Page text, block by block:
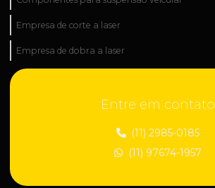
Empresa de corte a laser
Empresa de dobra a laser
Empresa de fabricação de peças técnicas
Empresa de industrialização de peças
Empresa de manutenção industrial
Entre em contato
(11) 2985-0185
(11) 97674-1957